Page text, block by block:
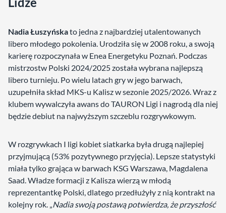
Nadia Łuszyńskato jedna z najbardziej utalentowanych
libero młodego pokolenia. Urodziła się w 2008 roku, a swoją
karierę rozpoczynała w Enea Energetyku Poznań. Podczas
mistrzostw Polski 2024/2025 została wybrana najlepszą
libero turnieju. Po wielu latach gry w jego barwach,
uzupełniła skład MKS-u Kalisz w sezonie 2025/2026. Wraz z
klubem wywalczyła awans do TAURON Ligi i nagrodą dla niej
będzie debiut na najwyższym szczeblu rozgrywkowym.
W rozgrywkach I ligi kobiet siatkarka była drugą najlepiej
przyjmującą (53% pozytywnego przyjęcia). Lepsze statystyki
miała tylko grająca w barwach KSG Warszawa, Magdalena
Saad. Władze formacji z Kalisza wierzą w młodą
reprezentantkę Polski, dlatego przedłużyły z nią kontrakt na
kolejny rok. „Nadia swoją postawą potwierdza, że przyszłość